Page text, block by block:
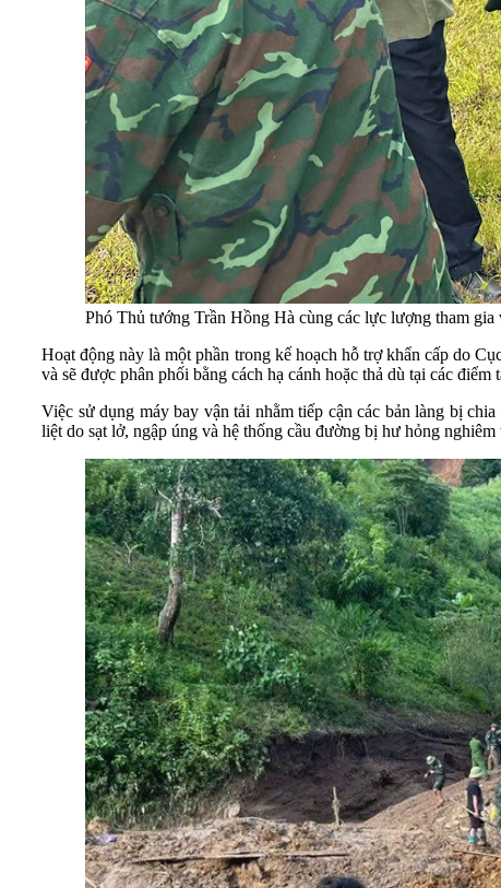
Phó Thủ tướng Trần Hồng Hà cùng các lực lượng tham
Hoạt động này là một phần trong kế hoạch hỗ trợ khẩn cấp do
và sẽ được phân phối bằng cách hạ cánh hoặc thả dù tại các
Việc sử dụng máy bay vận tải nhằm tiếp cận các bản làng bị
liệt do sạt lở, ngập úng và hệ thống cầu đường bị hư hỏng nghiêm